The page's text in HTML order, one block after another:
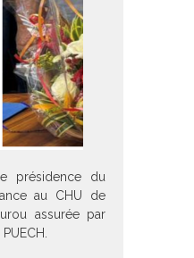
présidence du
au CHU de
assurée par